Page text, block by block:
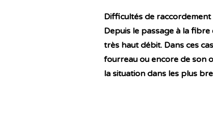
Difficultés de
Depuis le passage à la
très haut débit. Dans ces
fourreau ou encore de son
la situation dans les plus